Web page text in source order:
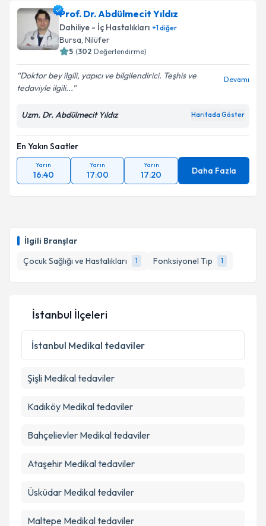
İlgili Branşlar
Çocuk Sağlığı ve Hastalıkları
1 Fonksiyonel Tıp 1
takvim hazırlandığında e-posta ile bilgilendireceğiz.
E-posta Adresiniz
Kişisel verilerimin işlenmesine ilişkin
kapsamda işlenmesini kabul ediyorum.
Takvim Talebini Gönder
Prof. Dr. Abdülmecit Yıldız
Dahiliye - İç Hastalıkları +1diğer
Bursa, Nilüfer
5 (302 Değerlendirme)
Doktor bey ilgili, yapıcı ve bilgilendirici. Teşhis ve
tedaviyle ilgili...
Devamı
Uzm. Dr. Abdülmecit Yıldız Haritada Göster
En Yakın Saatler
Yarın
16:40
Yarın
17:00
Yarın
17:20 Daha Fazla
İstanbul İlçeleri
İstanbul Medikal tedaviler
Şişli Medikal tedaviler
Kadıköy Medikal tedaviler
Bahçelievler Medikal tedaviler
Ataşehir Medikal tedaviler
Üsküdar Medikal tedaviler
Maltepe Medikal tedaviler